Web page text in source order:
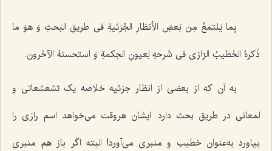
بِما یَلتمعُ مِن بَعضِ الأنظارِ الجُزئیةِ فی طریقِ البَحثِ وَ هوَ ما
ذَکرهُ الخَطیبُ الرّازی فی شَرحهِ لِعیونِ الحِکمةِ وَ استحسنهُ الآخَرون.
به آن که از بعضی از انظار جزئیه خلاصه یک تشعشعاتی و
لمعانی در طریق بحث دارد. ایشان هروقت می‌خواهد اسم رازی را
بیاورد به‌عنوان خطیب و منبری می‌آورد! البته اگر باز هم منبری